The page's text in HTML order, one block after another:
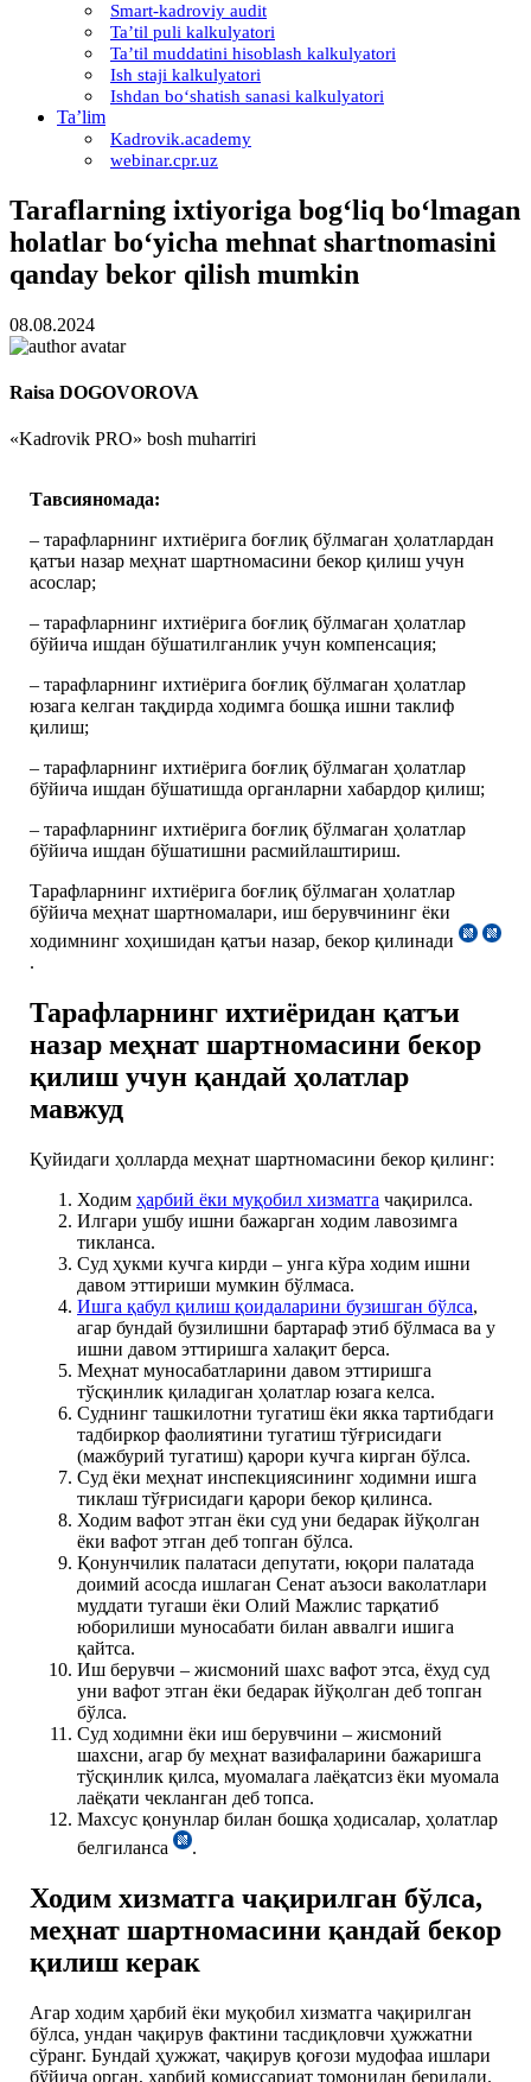
Smart-kadroviy audit
Ta’til puli kalkulyatori
Ta’til muddatini hisoblash kalkulyatori
Ish staji kalkulyatori
Ishdan boʻshatish sanasi kalkulyatori
Ta’lim
Kadrovik.academy
webinar.cpr.uz
Taraflarning iхtiyoriga bogʻliq boʻlmagan
holatlar boʻyicha mehnat shartnomasini
qanday bekor qilish mumkin
08.08.2024
Raisa DOGOVOROVA
«Kadrovik PRO» bosh muharriri
Тавсияномада:
– тарафларнинг ихтиёрига боғлиқ бўлмаган ҳолатлардан
қатъи назар меҳнат шартномасини бекор қилиш учун
асослар;
– тарафларнинг ихтиёрига боғлиқ бўлмаган ҳолатлар
бўйича ишдан бўшатилганлик учун компенсация;
– тарафларнинг ихтиёрига боғлиқ бўлмаган ҳолатлар
юзага келган тақдирда ходимга бошқа ишни таклиф
қилиш;
– тарафларнинг ихтиёрига боғлиқ бўлмаган ҳолатлар
бўйича ишдан бўшатишда органларни хабардор қилиш;
– тарафларнинг ихтиёрига боғлиқ бўлмаган ҳолатлар
бўйича ишдан бўшатишни расмийлаштириш.
Тарафларнинг ихтиёрига боғлиқ бўлмаган ҳолатлар
бўйича меҳнат шартномалари, иш берувчининг ёки
ходимнинг хоҳишидан қатъи назар, бекор қилинади
.
Тарафларнинг ихтиёридан қатъи
назар меҳнат шартномасини бекор
қилиш учун қандай ҳолатлар
мавжуд
Қуйидаги ҳолларда меҳнат шартномасини бекор қилинг:
Ходим ҳарбий ёки муқобил хизматга чақирилса.
Илгари ушбу ишни бажарган ходим лавозимга
тикланса.
Суд ҳукми кучга кирди – унга кўра ходим ишни
давом эттириши мумкин бўлмаса.
Ишга қабул қилиш қоидаларини бузишган бўлса,
агар бундай бузилишни бартараф этиб бўлмаса ва у
ишни давом эттиришга халақит берса.
Меҳнат муносабатларини давом эттиришга
тўсқинлик қиладиган ҳолатлар юзага келса.
Суднинг ташкилотни тугатиш ёки якка тартибдаги
тадбиркор фаолиятини тугатиш тўғрисидаги
(мажбурий тугатиш) қарори кучга кирган бўлса.
Суд ёки меҳнат инспекциясининг ходимни ишга
тиклаш тўғрисидаги қарори бекор қилинса.
Ходим вафот этган ёки суд уни бедарак йўқолган
ёки вафот этган деб топган бўлса.
Қонунчилик палатаси депутати, юқори палатада
доимий асосда ишлаган Сенат аъзоси ваколатлари
муддати тугаши ёки Олий Мажлис тарқатиб
юборилиши муносабати билан аввалги ишига
қайтса.
Иш берувчи – жисмоний шахс вафот этса, ёхуд суд
уни вафот этган ёки бедарак йўқолган деб топган
бўлса.
Суд ходимни ёки иш берувчини – жисмоний
шахсни, агар бу меҳнат вазифаларини бажаришга
тўсқинлик қилса, муомалага лаёқатсиз ёки муомала
лаёқати чекланган деб топса.
Махсус қонунлар билан бошқа ҳодисалар, ҳолатлар
белгиланса
.
Ходим хизматга чақирилган бўлса,
меҳнат шартномасини қандай бекор
қилиш керак
Агар ходим ҳарбий ёки муқобил хизматга чақирилган
бўлса, ундан чақирув фактини тасдиқловчи ҳужжатни
сўранг. Бундай ҳужжат, чақирув қоғози мудофаа ишлари
бўйича орган, ҳарбий комиссариат томонидан берилади.